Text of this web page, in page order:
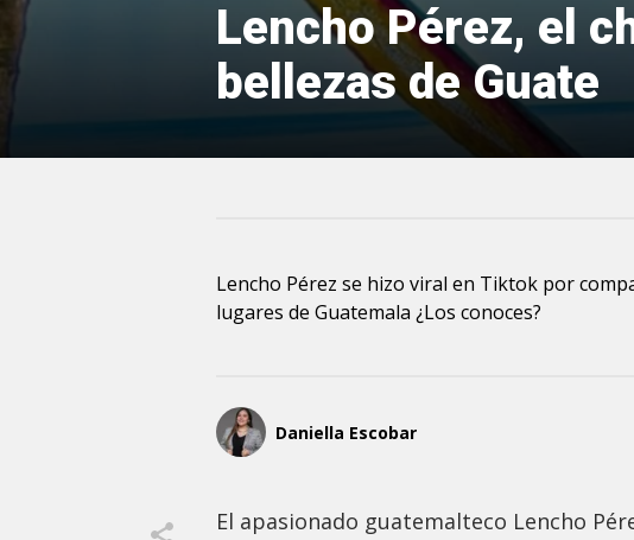
Lencho Pérez, el
bellezas de Guate
Lencho Pérez se hizo viral en Tiktok por
lugares de Guatemala ¿Los conoces?
Daniella Escobar
El apasionado guatemalteco Lencho